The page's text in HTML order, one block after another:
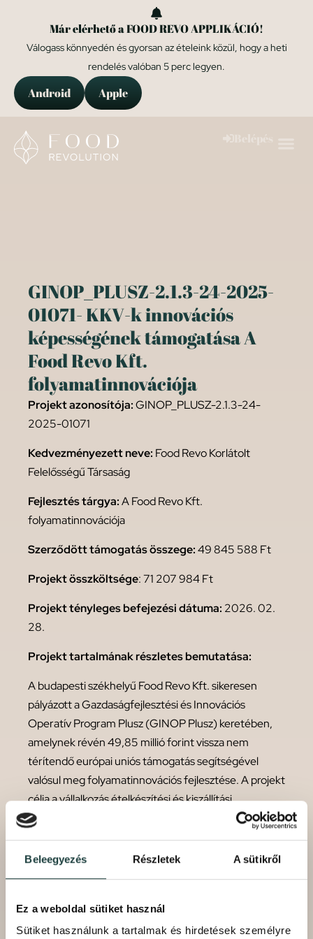
Beleegyezés Részletek A sütikről
Ez a weboldal sütiket használ
Sütiket használunk a tartalmak és hirdetések személyre
Már elérhető a FOOD REVO APPLIKÁCIÓ!
Válogass könnyedén és gyorsan az ételeink közül, hogy a heti
rendelés valóban 5 perc legyen.
Android Apple
GINOP_PLUSZ-2.1.3-24-2025-
01071- KKV-k innovációs
képességének támogatása A
Food Revo Kft.
folyamatinnovációja
Projekt azonosítója:GINOP_PLUSZ-2.1.3-24-
2025-01071
Kedvezményezett neve: Food Revo Korlátolt
Felelősségű Társaság
Fejlesztés tárgya:A Food Revo Kft.
folyamatinnovációja
Szerződött támogatás összege:49 845 588 Ft
Projekt összköltsége: 71 207 984 Ft
Projekt tényleges befejezési dátuma: 2026. 02.
28.
Projekt tartalmának részletes bemutatása:
A budapesti székhelyű Food Revo Kft. sikeresen
pályázott a Gazdaságfejlesztési és Innovációs
Operatív Program Plusz (GINOP Plusz) keretében,
amelynek révén 49,85 millió forint vissza nem
térítendő európai uniós támogatás segítségével
valósul meg folyamatinnovációs fejlesztése. A projekt
célja a vállalkozás ételkészítési és kiszállítási
szolgáltatásait támogató gyártási, valamint
marketingfolyamatainak megújítása, amely alapvető
változást hoz a működés hatékonyságában és a
A Food Revo Kft. prémium minőségű ételek